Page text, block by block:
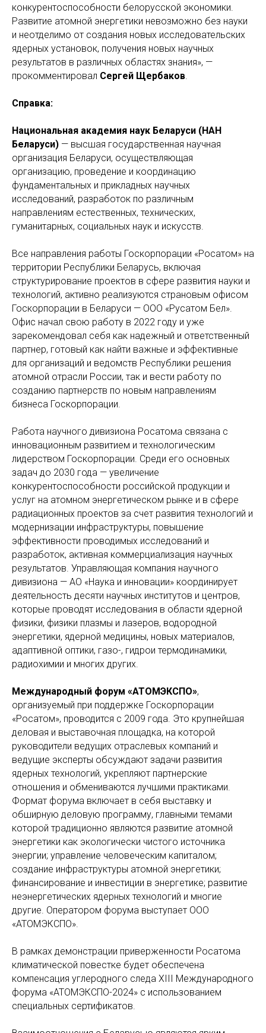
конкурентоспособности белорусской экономики.
Развитие атомной энергетики невозможно без науки
и неотделимо от создания новых исследовательских
ядерных установок, получения новых научных
результатов в различных областях знания», —
прокомментировал Сергей Щербаков.
Справка:
Национальная академия наук Беларуси (НАН
Беларуси) — высшая государственная научная
организация Беларуси, осуществляющая
организацию, проведение и координацию
фундаментальных и прикладных научных
исследований, разработок по различным
направлениям естественных, технических,
гуманитарных, социальных наук и искусств.
Все направления работы Госкорпорации «Росатом» на
территории Республики Беларусь, включая
структурирование проектов в сфере развития науки и
технологий, активно реализуются страновым офисом
Госкорпорации в Беларуси — ООО «Русатом Бел».
Офис начал свою работу в 2022 году и уже
зарекомендовал себя как надежный и ответственный
партнер, готовый как найти важные и эффективные
для организаций и ведомств Республики решения
атомной отрасли России, так и вести работу по
созданию партнерств по новым направлениям
бизнеса Госкорпорации.
Работа научного дивизиона Росатома связана с
инновационным развитием и технологическим
лидерством Госкорпорации. Среди его основных
задач до 2030 года — увеличение
конкурентоспособности российской продукции и
услуг на атомном энергетическом рынке и в сфере
радиационных проектов за счет развития технологий и
модернизации инфраструктуры, повышение
эффективности проводимых исследований и
разработок, активная коммерциализация научных
результатов. Управляющая компания научного
дивизиона — АО «Наука и инновации» координирует
деятельность десяти научных институтов и центров,
которые проводят исследования в области ядерной
физики, физики плазмы и лазеров, водородной
энергетики, ядерной медицины, новых материалов,
адаптивной оптики, газо-, гидрои термодинамики,
радиохимии и многих других.
Международный форум «АТОМЭКСПО»,
организуемый при поддержке Госкорпорации
«Росатом», проводится с 2009 года. Это крупнейшая
деловая и выставочная площадка, на которой
руководители ведущих отраслевых компаний и
ведущие эксперты обсуждают задачи развития
ядерных технологий, укрепляют партнерские
отношения и обмениваются лучшими практиками.
Формат форума включает в себя выставку и
обширную деловую программу, главными темами
которой традиционно являются развитие атомной
энергетики как экологически чистого источника
энергии; управление человеческим капиталом;
создание инфраструктуры атомной энергетики;
финансирование и инвестиции в энергетике; развитие
неэнергетических ядерных технологий и многие
другие. Оператором форума выступает ООО
«АТОМЭКСПО».
В рамках демонстрации приверженности Росатома
климатической повестке будет обеспечена
компенсация углеродного следа XIII Международного
форума «АТОМЭКСПО-2024» с использованием
специальных сертификатов.